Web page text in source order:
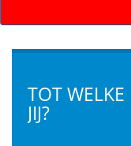
TOT WELKE
JIJ?